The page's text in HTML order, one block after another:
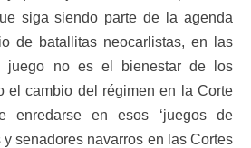
siga siendo parte de la agenda
de batallitas neocarlistas, en las
no es el bienestar de los
el cambio del régimen en la Corte
enredarse en esos ‘juegos de
y senadores navarros en las Cortes